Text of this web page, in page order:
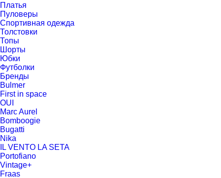
Платья
Пуловеры
Спортивная одежда
Толстовки
Топы
Шорты
Юбки
Футболки
Бренды
Bulmer
First in space
OUI
Marc Aurel
Bomboogie
Bugatti
Nika
IL VENTO LA SETA
Portofiano
Vintage+
Fraas